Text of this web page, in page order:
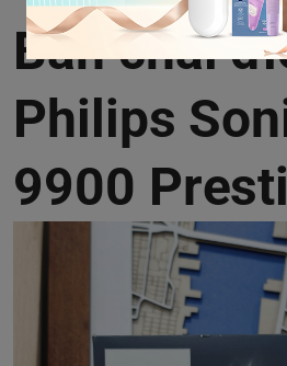
Bàn chải
Philips
9900